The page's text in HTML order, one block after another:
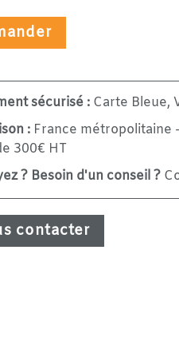
sécurisé :Carte Bleue,
:France métropolitaine
300€ HT
? Besoin d'un conseil ?
contacter